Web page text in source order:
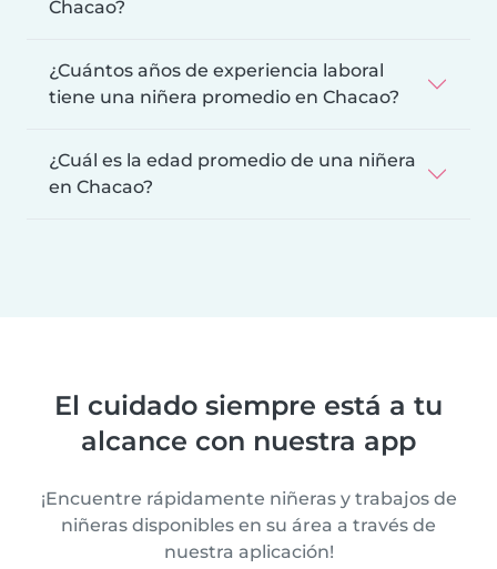
Chacao?
¿Cuántos años de experiencia laboral
tiene una niñera promedio en Chacao?
¿Cuál es la edad promedio de una niñera
en Chacao?
El cuidado siempre está a tu
alcance con nuestra app
¡Encuentre rápidamente niñeras y trabajos de
niñeras disponibles en su área a través de
nuestra aplicación!